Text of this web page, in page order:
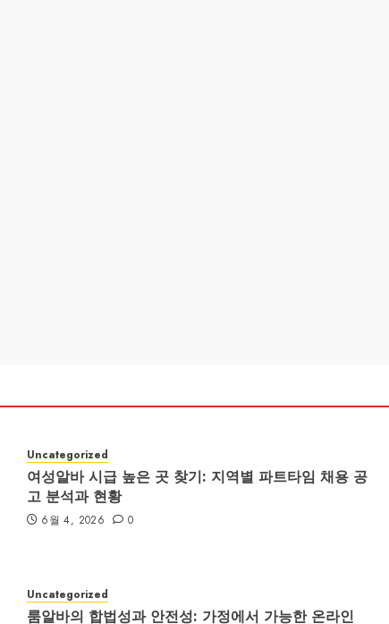
Uncategorized
여성알바 시급 높은 곳 찾기: 지역별 파트타임 채용 공
고 분석과 현황
6월 4, 2026 0
Uncategorized
룸알바의 합법성과 안전성: 가정에서 가능한 온라인